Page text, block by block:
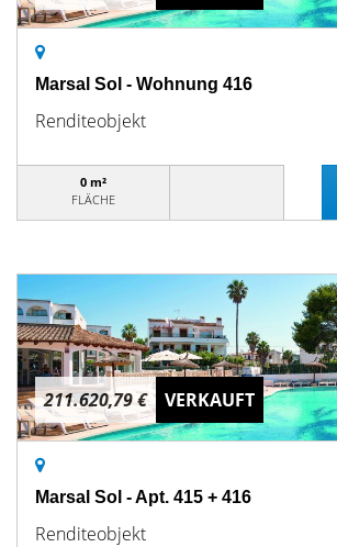
Marsal Sol - Wohnung 416
Renditeobjekt
0 m²
FLÄCHE
211.620,79 € VERKAUFT
Marsal Sol - Apt. 415 + 416
Renditeobjekt